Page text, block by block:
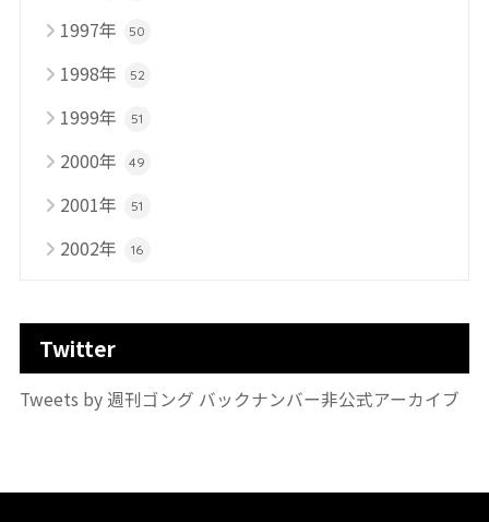
1997年 50
1998年 52
1999年 51
2000年 49
2001年 51
2002年 16
Twitter
Tweets by 週刊ゴング バックナンバー非公式アーカイブ